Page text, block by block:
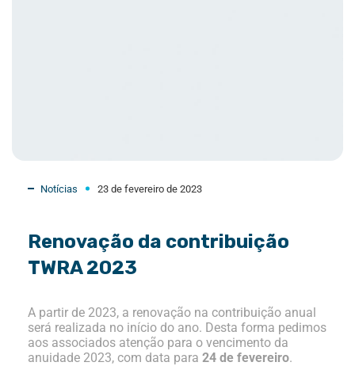
Notícias 23 de fevereiro de 2023
Renovação da contribuição
TWRA 2023
A partir de 2023, a renovação na contribuição anual
será realizada no início do ano. Desta forma pedimos
aos associados atenção para o vencimento da
anuidade 2023, com data para 24 de fevereiro.